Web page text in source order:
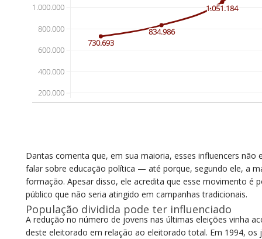
Dantas comenta que, em sua maioria, esses influencers não
falar sobre educação política — até porque, segundo ele, a
formação. Apesar disso, ele acredita que esse movimento é
público que não seria atingido em campanhas tradicionais.
População dividida pode ter influenciado
A redução no número de jovens nas últimas eleições vinha
deste eleitorado em relação ao eleitorado total. Em 1994, os